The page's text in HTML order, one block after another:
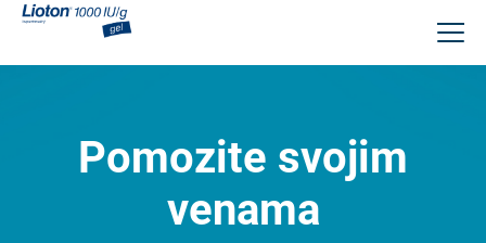
Skoči
sadržaj
Pomozite svojim
venama